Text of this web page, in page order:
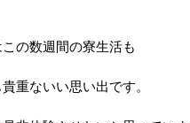
の数週間の寮生活も
重ないい思い出です。